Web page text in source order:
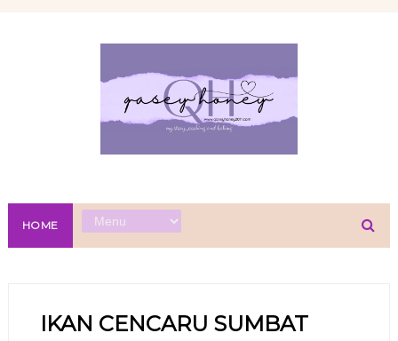
HOME
IKAN CENCARU SUMBAT